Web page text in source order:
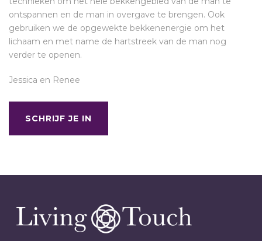
ontspannen en de man in overgave te brengen. Ook
gebruiken we de opgewekte bekkenenergie om het
lichaam en met name de hartstreek van de man nog
verder te openen.
Jessica en Renee
SCHRIJF JE IN